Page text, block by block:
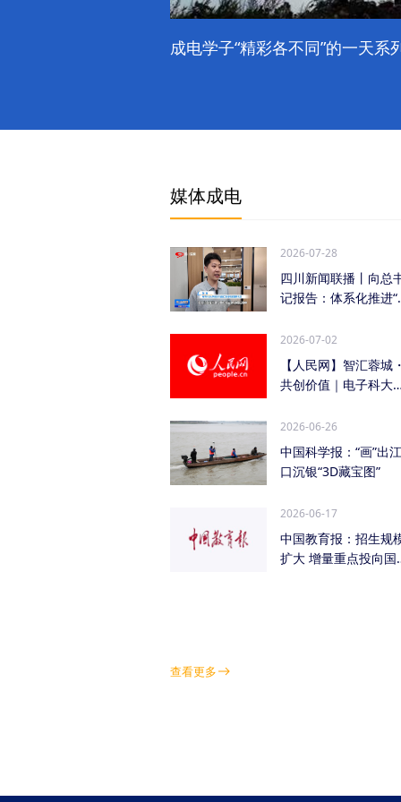
成电学子“精彩各不同”的一天系
媒体成电
2026-07-28
四川新闻联播丨向总
记报告：体系化推进“
2026-07-02
【人民网】智汇蓉城
共创价值｜电子科大
2026-06-26
中国科学报：“画”出江
口沉银“3D藏宝图”
2026-06-17
中国教育报：招生规
扩大 增量重点投向国
查看更多